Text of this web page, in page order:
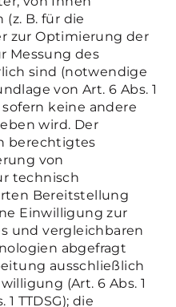
B. für die
zur Optimierung der
Messung des
sind (notwendige
von Art. 6 Abs. 1
sofern keine andere
wird. Der
berechtigtes
von
technisch
Bereitstellung
Einwilligung zur
und vergleichbaren
abgefragt
ausschließlich
(Art. 6 Abs. 1
1 TTDSG); die